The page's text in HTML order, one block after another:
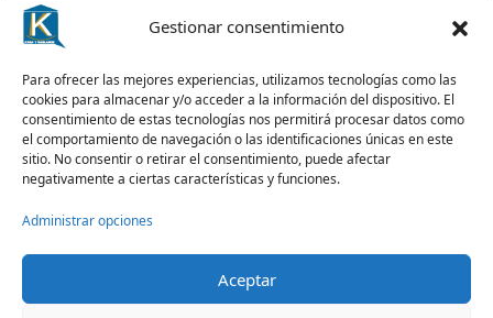
Gestionar consentimiento
Para ofrecer las mejores experiencias, utilizamos tecnologías como las
cookies para almacenar y/o acceder a la información del dispositivo. El
consentimiento de estas tecnologías nos permitirá procesar datos como
el comportamiento de navegación o las identificaciones únicas en este
sitio. No consentir o retirar el consentimiento, puede afectar
negativamente a ciertas características y funciones.
Administrar opciones
Aceptar
En que zona buscas?
Suscríbase a nuestro boletín para recibir
actualizaciones.
© Kasa y Hablamos - Todos los derechos reservados